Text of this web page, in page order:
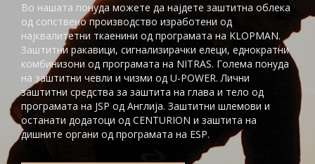
Во нашата понуда можете да најдете заштитна облека
од сопствено производство изработени од
најквалитетни ткаенини од програмата на KLOPMAN.
Заштитни ракавици, сигнализирачки елеци, еднократни
комбинизони од програмата на NITRAS. Голема понуда
на заштитни чевли и чизми од U-POWER. Лични
заштитни средства за заштита на глaва и тело од
програмата на JSP од Англија. Заштитни шлемови и
останати додатоци од CENTURION и заштита на
дишните органи од програмата на ESP.